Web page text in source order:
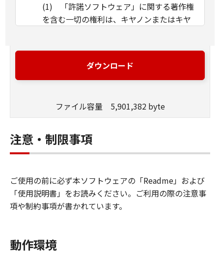
(1) 「許諾ソフトウェア」に関する著作権
を含む一切の権利は、キヤノンまたはキヤ
いかなる知的財産権も、明示たると黙示た
るとを問わず、お客様に譲渡または許諾さ
(3) お客様は、「許諾ソフトウェア」に含
まれるキヤノンまたはキヤノンのライセン
サーの著作権表示を変更、除去または削除
してはなりません。
(1) お客様は、「許諾ソフトウェア」を、
対応するキヤノンのネットワークカメラ製
品を使用する目的のために、お客様のコン
こと、または表示すること、アクセスする
ダウンロード
ファイル容量 5,901,382 byte
注意・制限事項
ご使用の前に必ず本ソフトウェアの「Readme」および
「使用説明書」をお読みください。ご利用の際の注意事
項や制約事項が書かれています。
動作環境